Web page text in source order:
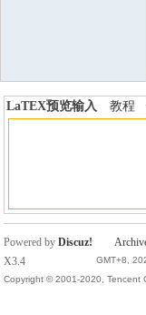
LaTEX预览输入 教程
GMT+8,
Powered byDiscuz!
X3.4
Copyright © 2001-2020, Tencent